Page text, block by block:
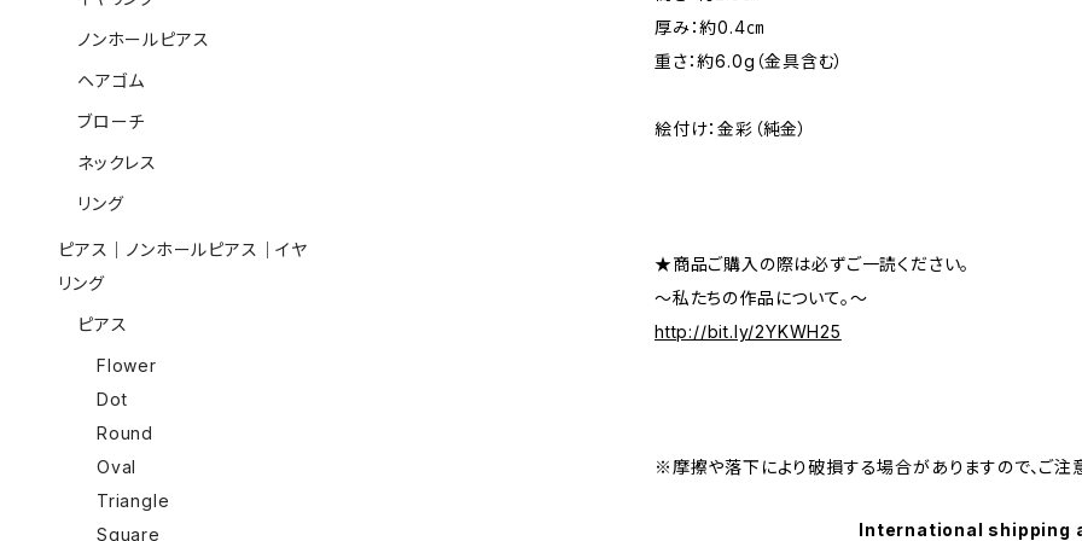
厚み：約0.4㎝
重さ：約6.0g（金具含む）
絵付け：金彩（純金）
★商品ご購入の際は必ずご一読ください。
～私たちの作品について。～
http://bit.ly/2YKWH25
※摩擦や落下により破損する場合がありますので、ご注
International shipping
ノンホールピアス
ヘアゴム
ブローチ
ネックレス
リング
ピアス｜ノンホールピアス｜イヤ
リング
ピアス
Flower
Dot
Round
Oval
Triangle
Square